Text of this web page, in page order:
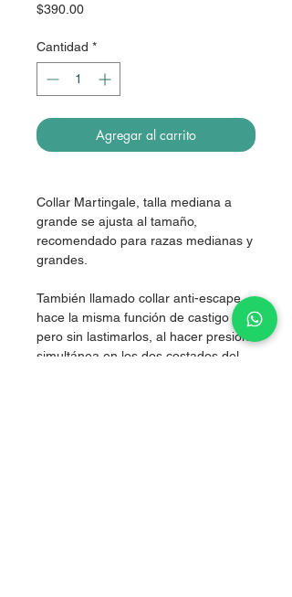
$390.00Precio
Cantidad *
Agregar al carrito
Collar Martingale, talla mediana a
grande se ajusta al tamaño,
recomendado para razas medianas y
grandes.
También llamado collar anti-escape,
hace la misma función de castigo
pero sin lastimarlos, al hacer presión
simultánea en los dos costados del